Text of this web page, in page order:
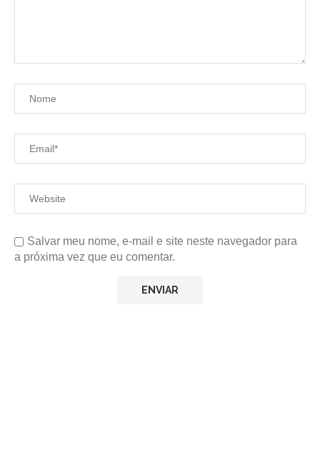
Salvar meu nome, e-mail e site neste navegador para
a próxima vez que eu comentar.